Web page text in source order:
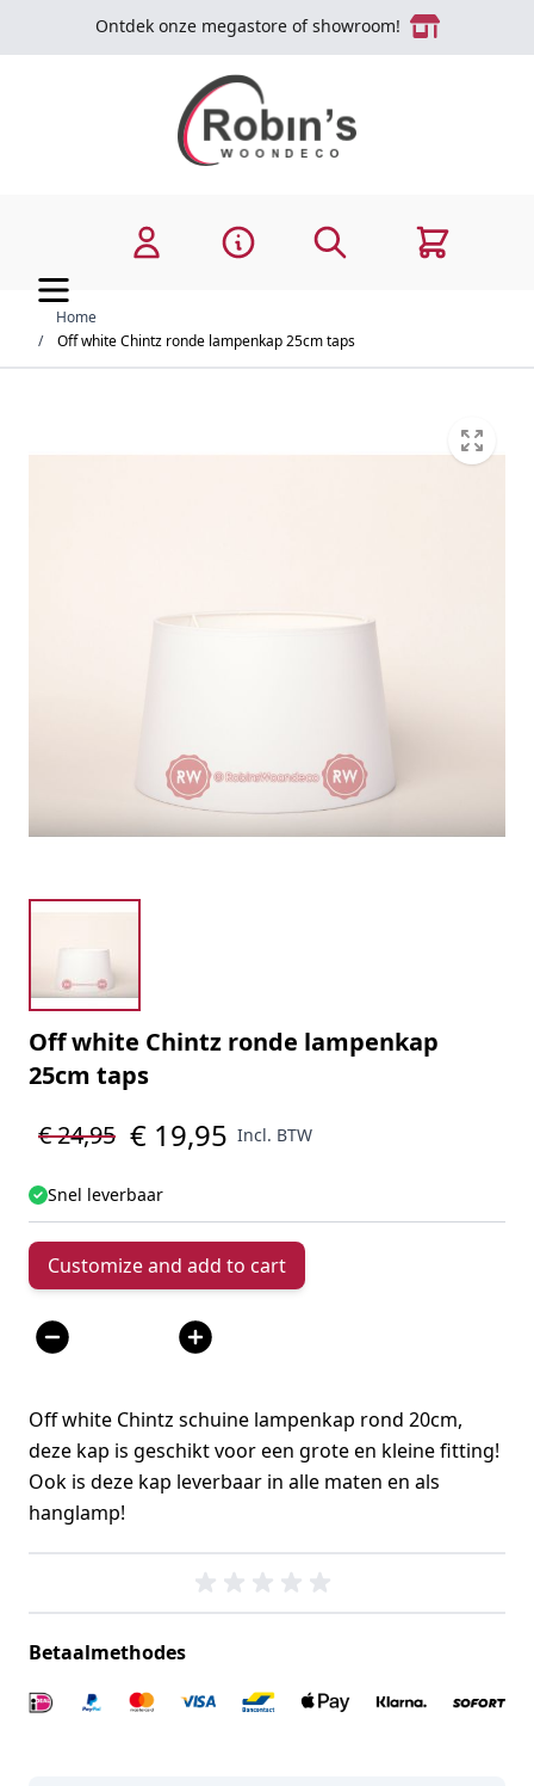
Ga naar de inhoudOntdek onze megastore of showroom!
Zoek Cart
Home
/
Off white Chintz ronde lampenkap 25cm taps
Off white Chintz ronde lampenkap
25cm taps
€ 24,95 € 19,95 Incl. BTW
Snel leverbaar
Customize and add to cart
Aantal
Off white Chintz schuine lampenkap rond 20cm,
deze kap is geschikt voor een grote en kleine fitting!
Ook is deze kap leverbaar in alle maten en als
hanglamp!
Betaalmethodes